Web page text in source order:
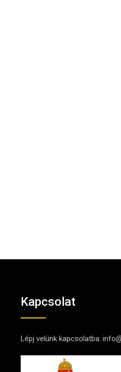
Kapcsolat
Lépj velünk kapcsolatba: